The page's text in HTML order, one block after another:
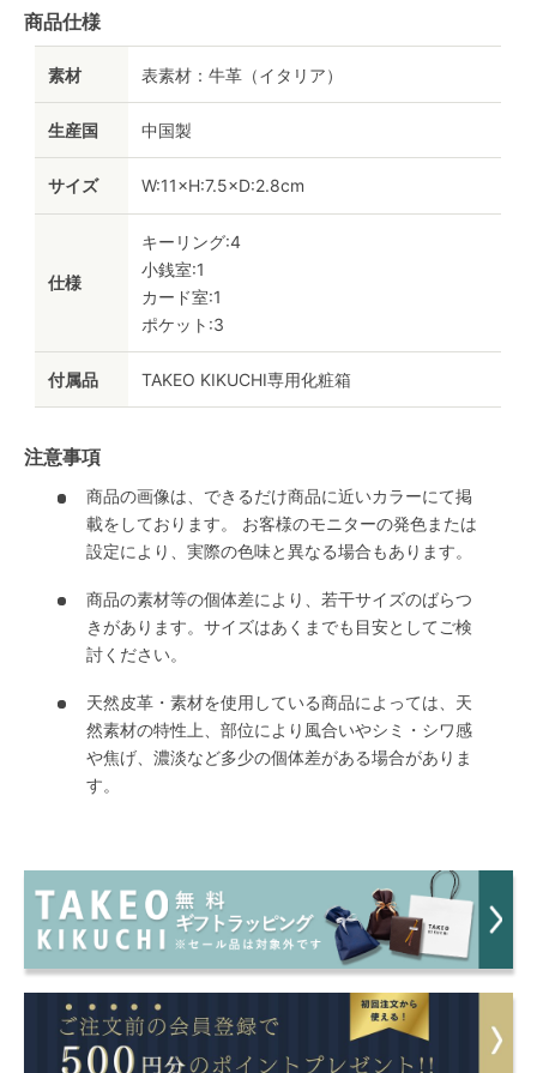
商品仕様
素材 表素材：牛革（イタリア）
生産国 中国製
サイズ W:11×H:7.5×D:2.8cm
仕様
キーリング:4
小銭室:1
カード室:1
ポケット:3
付属品 TAKEO KIKUCHI専用化粧箱
注意事項
商品の画像は、できるだけ商品に近いカラーにて掲
載をしております。 お客様のモニターの発色または
設定により、実際の色味と異なる場合もあります。
商品の素材等の個体差により、若干サイズのばらつ
きがあります。サイズはあくまでも目安としてご検
討ください。
天然皮革・素材を使用している商品によっては、天
然素材の特性上、部位により風合いやシミ・シワ感
や焦げ、濃淡など多少の個体差がある場合がありま
す。